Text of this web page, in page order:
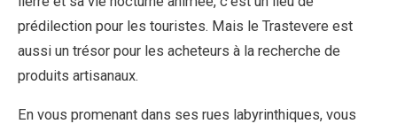
prédilection pour les touristes. Mais le Trastevere est
aussi un trésor pour les acheteurs à la recherche de
produits artisanaux.
En vous promenant dans ses rues labyrinthiques, vous